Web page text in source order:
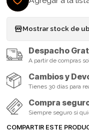
Mostrar stock de
Despacho
A partir de compras
Cambios y
Tienes 30 días para
Compra
Siempre seguro si
COMPARTIR ESTE